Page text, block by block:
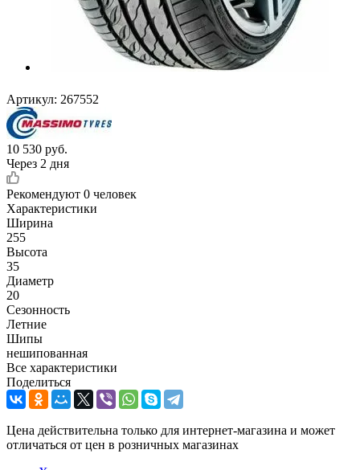
Артикул: 267552
10 530 руб.
Через 2 дня
Рекомендуют 0 человек
Характеристики
Ширина
255
Высота
35
Диаметр
20
Сезонность
Летние
Шипы
нешипованная
Все характеристики
Поделиться
Цена действительна только для интернет-магазина и может
отличаться от цен в розничных магазинах